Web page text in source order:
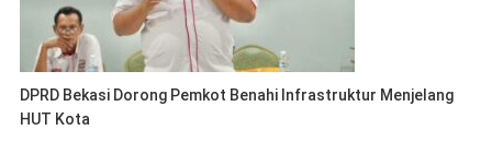
DPRD Bekasi Dorong Pemkot Benahi Infrastruktur Menjelang
HUT Kota